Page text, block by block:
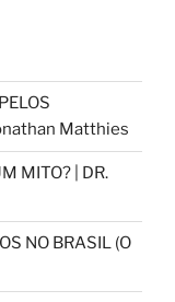
Matthies
MITO? | DR.
NO BRASIL (O